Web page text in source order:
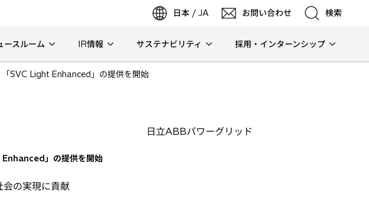
日本 / JA お問い合わせ 検索
検索
ースルーム IR情報 サステナビリティ 採用・インターンシップ
SVC Light Enhanced」の提供を開始
日立ABBパワーグリッド
Enhanced」の提供を開始
会の実現に貢献